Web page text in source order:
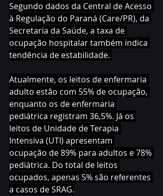
Segundo dados da Central de Acesso
à Regulação do Paraná (Care/PR), da
Secretaria da Saúde, a taxa de
ocupação hospitalar também indica
tendência de estabilidade.
Atualmente, os leitos de enfermaria
adulto estão com 55% de ocupação,
enquanto os de enfermaria
pediátrica registram 36,5%. Já os
leitos de Unidade de Terapia
Intensiva (UTI) apresentam
ocupação de 89% para adultos e 78%
pediátrica. Do total de leitos
ocupados, apenas 5% são referentes
a casos de SRAG.